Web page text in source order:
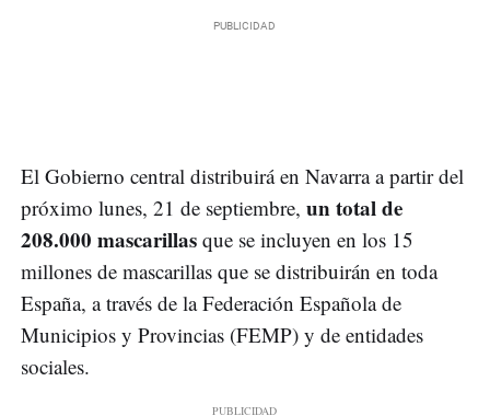
El Gobierno central distribuirá en Navarra a partir del
próximo lunes, 21 de septiembre, un total de
208.000 mascarillas que se incluyen en los 15
millones de mascarillas que se distribuirán en toda
España, a través de la Federación Española de
Municipios y Provincias (FEMP) y de entidades
sociales.